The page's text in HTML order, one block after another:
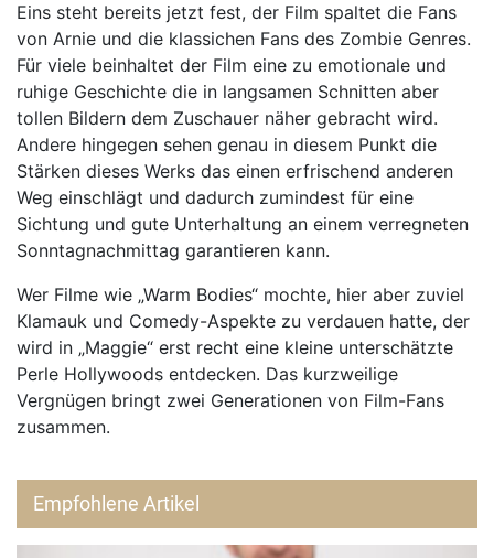
Eins steht bereits jetzt fest, der Film spaltet die Fans
von Arnie und die klassichen Fans des Zombie Genres.
Für viele beinhaltet der Film eine zu emotionale und
ruhige Geschichte die in langsamen Schnitten aber
tollen Bildern dem Zuschauer näher gebracht wird.
Andere hingegen sehen genau in diesem Punkt die
Stärken dieses Werks das einen erfrischend anderen
Weg einschlägt und dadurch zumindest für eine
Sichtung und gute Unterhaltung an einem verregneten
Sonntagnachmittag garantieren kann.
Wer Filme wie „Warm Bodies“ mochte, hier aber zuviel
Klamauk und Comedy-Aspekte zu verdauen hatte, der
wird in „Maggie“ erst recht eine kleine unterschätzte
Perle Hollywoods entdecken. Das kurzweilige
Vergnügen bringt zwei Generationen von Film-Fans
zusammen.
Empfohlene Artikel